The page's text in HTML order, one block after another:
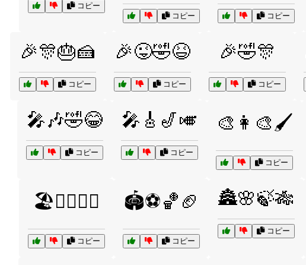
コピー
コピー コピー
🎉🎊🎂🍰
コピー
🎉😜🤣😆
コピー
🎉🤣🎊
コピー
🎤🎶🤣😂
コピー
🎤🎸🎷🎺
コピー
🎨👩‍🎨🖌️
コピー
🏖️🏄‍♂️🌊😎
コピー
🏟️⚽🏀🏈
コピー
🏯🌸🍃🎋
コピー